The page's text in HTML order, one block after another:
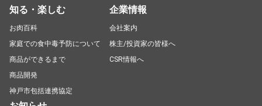
知る・楽しむ
お肉百科
家庭での食中毒予防について
商品ができるまで
商品開発
神戸市包括連携協定
企業情報
会社案内
株主/投資家の皆様へ
CSR情報へ